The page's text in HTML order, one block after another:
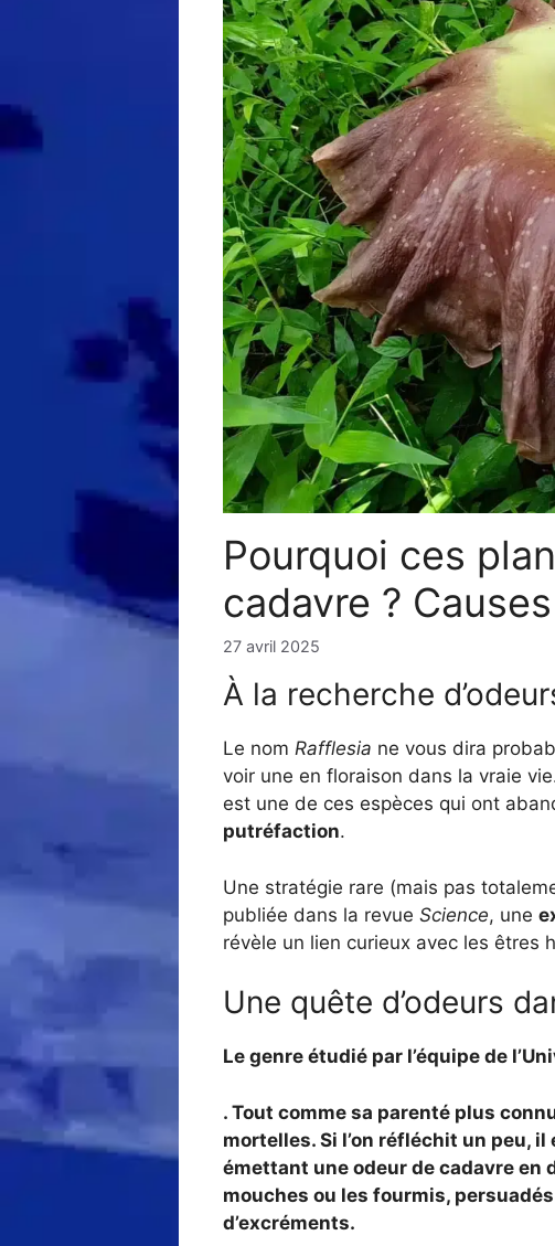
Pourquoi ces
cadavre ?
27 avril 2025
À la recherche
Le nom Rafflesia ne vous dira
voir une en floraison dans la vraie
est une de ces espèces qui ont
putréfaction.
Une stratégie rare (mais pas
publiée dans la revue Science, une
révèle un lien curieux avec les êtres
Une quête d’odeurs
Le genre étudié par l’équipe de
. Tout comme sa parenté plus
mortelles. Si l’on réfléchit un peu,
émettant une odeur de cadavre
mouches ou les fourmis,
d’excréments.